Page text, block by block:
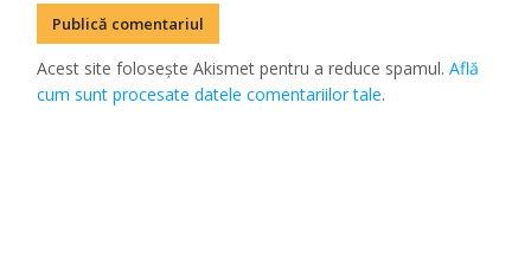
Acest site folosește Akismet pentru a reduce spamul.Află
cum sunt procesate datele comentariilor tale.